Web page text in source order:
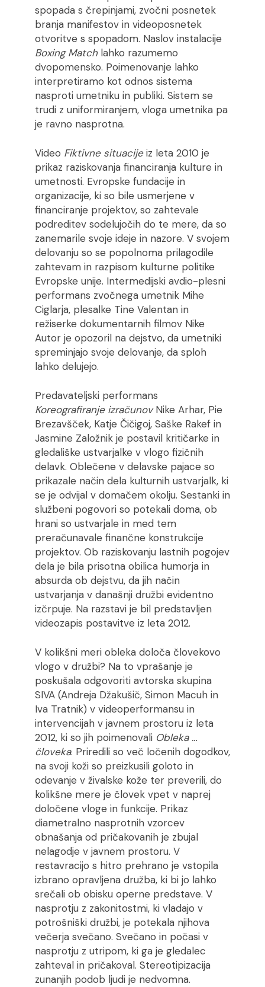
spopada s črepinjami, zvočni posnetek
branja manifestov in videoposnetek
otvoritve s spopadom. Naslov instalacije
Boxing Matchlahko razumemo
dvopomensko. Poimenovanje lahko
interpretiramo kot odnos sistema
nasproti umetniku in publiki. Sistem se
trudi z uniformiranjem, vloga umetnika pa
je ravno nasprotna.
Video Fiktivne situacijeiz leta 2010 je
prikaz raziskovanja financiranja kulture in
umetnosti. Evropske fundacije in
organizacije, ki so bile usmerjene v
financiranje projektov, so zahtevale
podreditev sodelujočih do te mere, da so
zanemarile svoje ideje in nazore. V svojem
delovanju so se popolnoma prilagodile
zahtevam in razpisom kulturne politike
Evropske unije. Intermedijski avdio-plesni
performans zvočnega umetnik Mihe
Ciglarja, plesalke Tine Valentan in
režiserke dokumentarnih filmov Nike
Autor je opozoril na dejstvo, da umetniki
spreminjajo svoje delovanje, da sploh
lahko delujejo.
Predavateljski performans
Koreografiranje izračunovNike Arhar, Pie
Brezavšček, Katje Čičigoj, Saške Rakef in
Jasmine Založnik je postavil kritičarke in
gledališke ustvarjalke v vlogo fizičnih
delavk. Oblečene v delavske pajace so
prikazale način dela kulturnih ustvarjalk, ki
se je odvijal v domačem okolju. Sestanki in
službeni pogovori so potekali doma, ob
hrani so ustvarjale in med tem
preračunavale finančne konstrukcije
projektov. Ob raziskovanju lastnih pogojev
dela je bila prisotna obilica humorja in
absurda ob dejstvu, da jih način
ustvarjanja v današnji družbi evidentno
izčrpuje. Na razstavi je bil predstavljen
videozapis postavitve iz leta 2012.
V kolikšni meri obleka določa človekovo
vlogo v družbi? Na to vprašanje je
poskušala odgovoriti avtorska skupina
SIVA (Andreja Džakušič, Simon Macuh in
Iva Tratnik) v videoperformansu in
intervencijah v javnem prostoru iz leta
2012, ki so jih poimenovali Obleka …
človeka. Priredili so več ločenih dogodkov,
na svoji koži so preizkusili goloto in
odevanje v živalske kože ter preverili, do
kolikšne mere je človek vpet v naprej
določene vloge in funkcije. Prikaz
diametralno nasprotnih vzorcev
obnašanja od pričakovanih je zbujal
nelagodje v javnem prostoru. V
restavracijo s hitro prehrano je vstopila
izbrano opravljena družba, ki bi jo lahko
srečali ob obisku operne predstave. V
nasprotju z zakonitostmi, ki vladajo v
potrošniški družbi, je potekala njihova
večerja svečano. Svečano in počasi v
nasprotju z utripom, ki ga je gledalec
zahteval in pričakoval. Stereotipizacija
zunanjih podob ljudi je nedvomna.